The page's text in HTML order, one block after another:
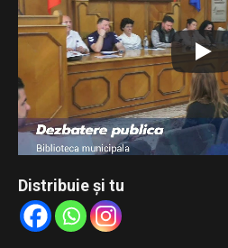
Distribuie și tu